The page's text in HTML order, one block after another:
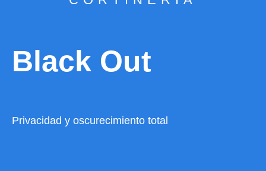
Black Out
Privacidad y oscurecimiento total